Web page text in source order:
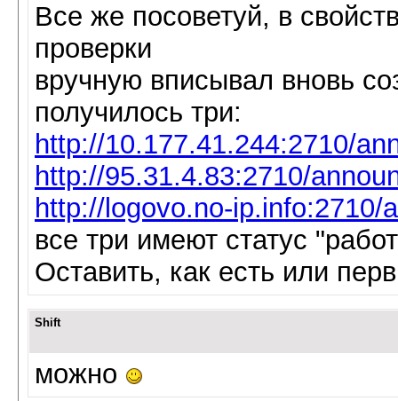
Все же посоветуй, в
проверки
вручную вписывал вновь
получилось три:
http://10.177.41.244:2710/
http://95.31.4.83:2710/
http://logovo.no-ip.info:2710/
все три имеют статус
Оставить, как есть или
Shift
можно